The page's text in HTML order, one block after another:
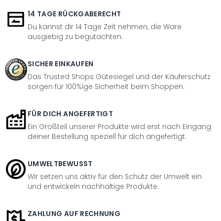
14 TAGE RÜCKGABERECHT
Du kannst dir 14 Tage Zeit nehmen, die Ware
ausgiebig zu begutachten.
SICHER EINKAUFEN
Das Trusted Shops Gütesiegel und der Käuferschutz
sorgen für 100%ige Sicherheit beim Shoppen.
FÜR DICH ANGEFERTIGT
Ein Großteil unserer Produkte wird erst nach Eingang
deiner Bestellung speziell für dich angefertigt.
UMWELTBEWUSST
Wir setzen uns aktiv für den Schutz der Umwelt ein
und entwickeln nachhaltige Produkte.
ZAHLUNG AUF RECHNUNG